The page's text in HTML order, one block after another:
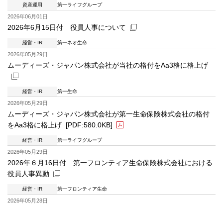
資産運用 第一ライフグループ
PDFファイルが新規ウィンドウで開きます
2026年06月01日
2026年6月15日付 役員人事について
経営・IR 第一ネオ生命
新規ウィンドウを開きます
2026年05月29日
ムーディーズ・ジャパン株式会社が当社の格付をAa3格に格上げ
経営・IR 第一生命
新規ウィンドウを開きます
2026年05月29日
ムーディーズ・ジャパン株式会社が第一生命保険株式会社の格付
をAa3格に格上げ [PDF:580.0KB]
経営・IR 第一ライフグループ
PDFファイルが新規ウィンドウで開きます
2026年05月29日
2026年６月16日付 第一フロンティア生命保険株式会社における
役員人事異動
経営・IR 第一フロンティア生命
新規ウィンドウを開きます
2026年05月28日